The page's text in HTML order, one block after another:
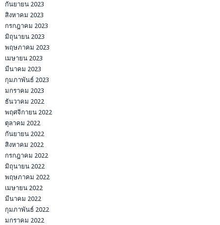
กันยายน 2023
สิงหาคม 2023
กรกฎาคม 2023
มิถุนายน 2023
พฤษภาคม 2023
เมษายน 2023
มีนาคม 2023
กุมภาพันธ์ 2023
มกราคม 2023
ธันวาคม 2022
พฤศจิกายน 2022
ตุลาคม 2022
กันยายน 2022
สิงหาคม 2022
กรกฎาคม 2022
มิถุนายน 2022
พฤษภาคม 2022
เมษายน 2022
มีนาคม 2022
กุมภาพันธ์ 2022
มกราคม 2022